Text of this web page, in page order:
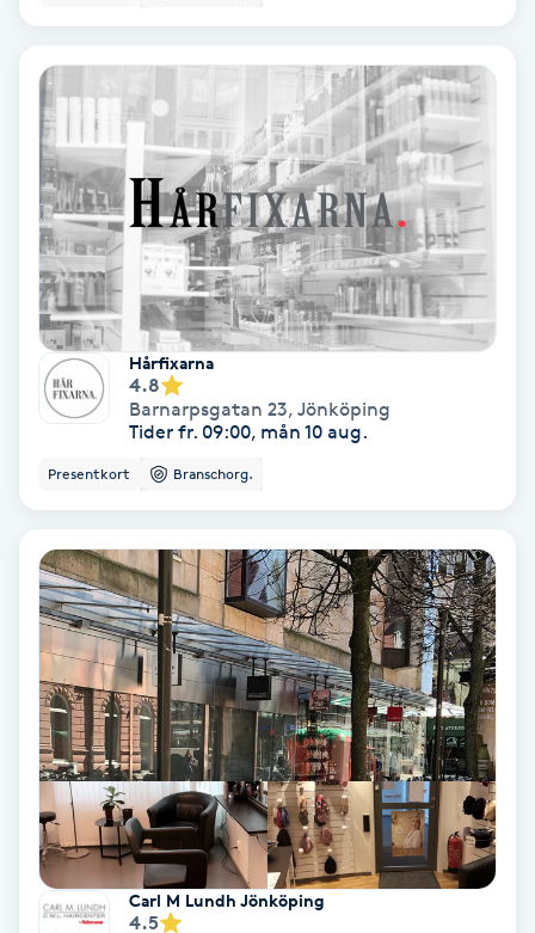
Dermapen
Diamantslipning
Enzympeeling
Extensions
Extensions borttagning
Eyeliner-tatuering
Face framing
Faceliftmassage
Fet hårbotten
Fettreducering
Fibromassage
Fillers
Hårfixarna
4.8
Barnarpsgatan 23, Jönköping
Tider fr. 09:00, mån 10 aug.
Presentkort Branschorg.
Carl M Lundh Jönköping
4.5